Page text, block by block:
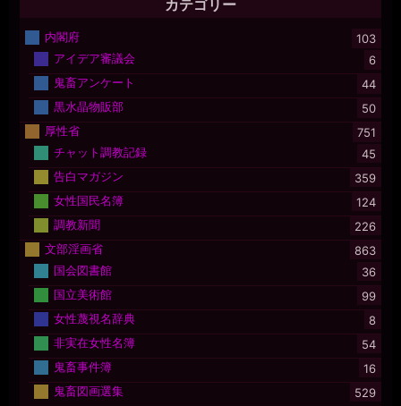
カテゴリー
内閣府
103
アイデア審議会
6
鬼畜アンケート
44
黒水晶物販部
50
厚性省
751
チャット調教記録
45
告白マガジン
359
女性国民名簿
124
調教新聞
226
文部淫画省
863
国会図書館
36
国立美術館
99
女性蔑視名辞典
8
非実在女性名簿
54
鬼畜事件簿
16
鬼畜図画選集
529